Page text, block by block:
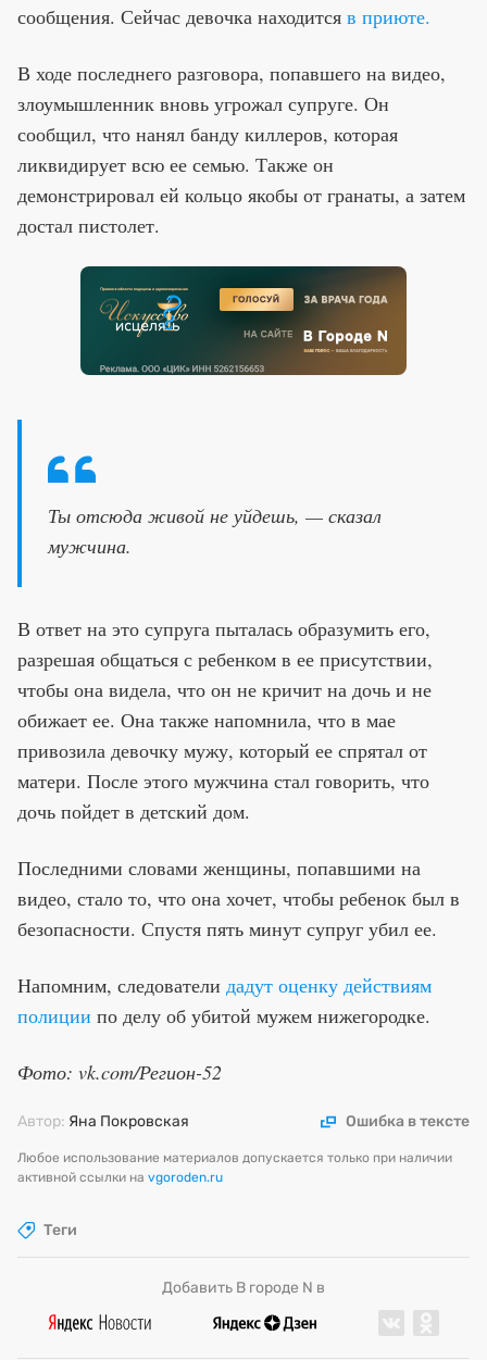
сообщения. Сейчас девочка находится в приюте.
В ходе последнего разговора, попавшего на видео,
злоумышленник вновь угрожал супруге. Он
сообщил, что нанял банду киллеров, которая
ликвидирует всю ее семью. Также он
демонстрировал ей кольцо якобы от гранаты, а затем
достал пистолет.
Ты отсюда живой не уйдешь, — сказал
мужчина.
В ответ на это супруга пыталась образумить его,
разрешая общаться с ребенком в ее присутствии,
чтобы она видела, что он не кричит на дочь и не
обижает ее. Она также напомнила, что в мае
привозила девочку мужу, который ее спрятал от
матери. После этого мужчина стал говорить, что
дочь пойдет в детский дом.
Последними словами женщины, попавшими на
видео, стало то, что она хочет, чтобы ребенок был в
безопасности. Спустя пять минут супруг убил ее.
Напомним, следователи дадут оценку действиям
полиции по делу об убитой мужем нижегородке.
Фото: vk.com/Регион-52
Автор: Яна Покровская Ошибка в тексте
Любое использование материалов допускается только при наличии
активной ссылки на vgoroden.ru
Теги
Добавить В городе N в